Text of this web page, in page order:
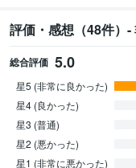
評価・感想（48件）-
総合評価 5.0
星5 (非常に良かった)
星4 (良かった)
星3 (普通)
星2 (悪かった)
星1 (非常に悪かった)